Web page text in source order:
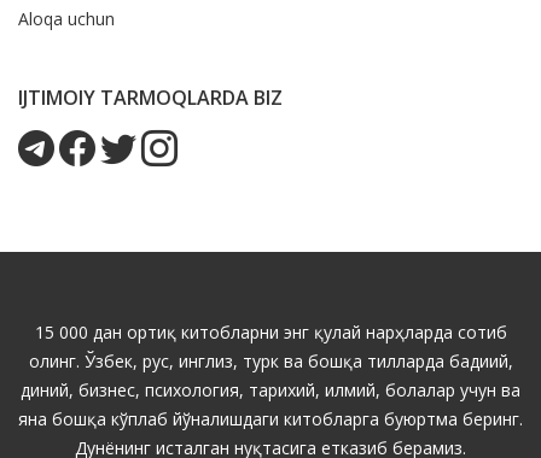
Aloqa uchun
IJTIMOIY TARMOQLARDA BIZ
15 000 дан ортиқ китобларни энг қулай нарҳларда сотиб
олинг. Ўзбек, рус, инглиз, турк ва бошқа тилларда бадиий,
диний, бизнес, психология, тарихий, илмий, болалар учун ва
яна бошқа кўплаб йўналишдаги китобларга буюртма беринг.
Дунёнинг исталган нуқтасига етказиб берамиз.